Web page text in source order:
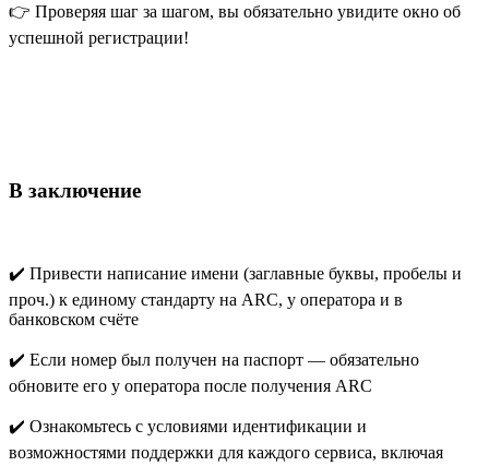
👉 Проверяя шаг за шагом, вы обязательно увидите окно об
успешной регистрации!
В заключение
✔️ Привести написание имени (заглавные буквы, пробелы и
проч.) к единому стандарту на ARC, у оператора и в
банковском счёте
✔️ Если номер был получен на паспорт — обязательно
обновите его у оператора после получения ARC
✔️ Ознакомьтесь с условиями идентификации и
возможностями поддержки для каждого сервиса, включая